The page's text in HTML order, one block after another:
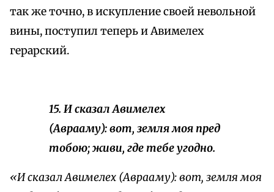
так же точно, в искупление своей невольной
вины, поступил теперь и Авимелех
герарский.
15. И сказал Авимелех
(Аврааму): вот, земля моя пред
тобою; живи, где тебе угодно.
«И сказал Авимелех (Аврааму): вот, земля моя